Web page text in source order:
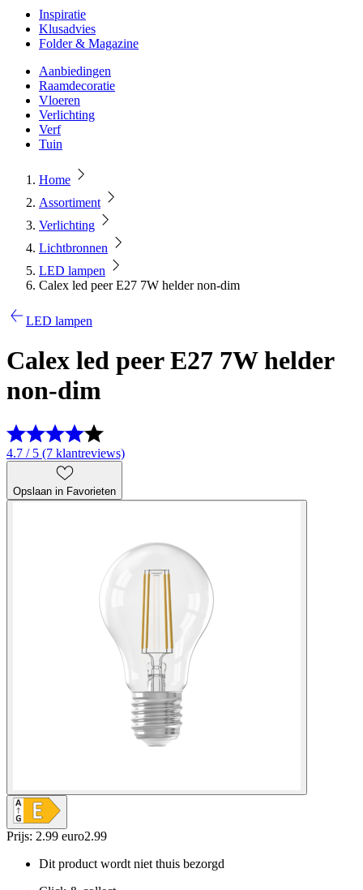
Inspiratie
Klusadvies
Folder & Magazine
Aanbiedingen
Raamdecoratie
Vloeren
Verlichting
Verf
Tuin
Home
Assortiment
Verlichting
Lichtbronnen
LED lampen
Calex led peer E27 7W helder non-dim
LED lampen
Calex led peer E27 7W helder
non-dim
4.7 / 5 (7 klantreviews)
Opslaan in Favorieten
Prijs: 2.99 euro2.99
Dit product wordt niet thuis bezorgd